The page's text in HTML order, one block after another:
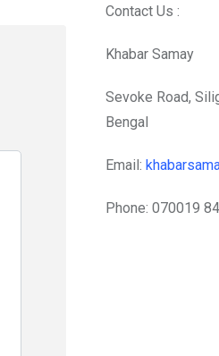
Contact Us :
Khabar Samay
Sevoke Road,
Bengal
Email:
Phone: 070019